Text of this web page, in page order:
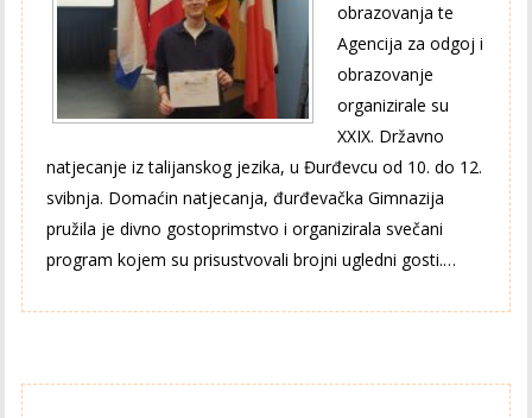
obrazovanja te
Agencija za odgoj i
obrazovanje
organizirale su
XXIX. Državno
natjecanje iz talijanskog jezika, u Đurđevcu od 10. do 12.
svibnja. Domaćin natjecanja, đurđevačka Gimnazija
pružila je divno gostoprimstvo i organizirala svečani
program kojem su prisustvovali brojni ugledni gosti.…